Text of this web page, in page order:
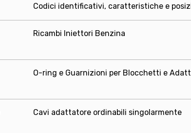
Codici identificativi, caratteristiche e
Ricambi Iniettori Benzina
O-ring e Guarnizioni per Blocchetti e
Cavi adattatore ordinabili singolarmente